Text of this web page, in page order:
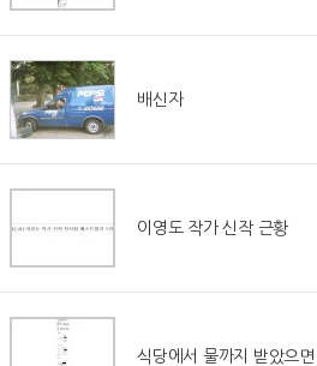
배신자
이영도 작가 신작 근황
식당에서 물까지 받았으